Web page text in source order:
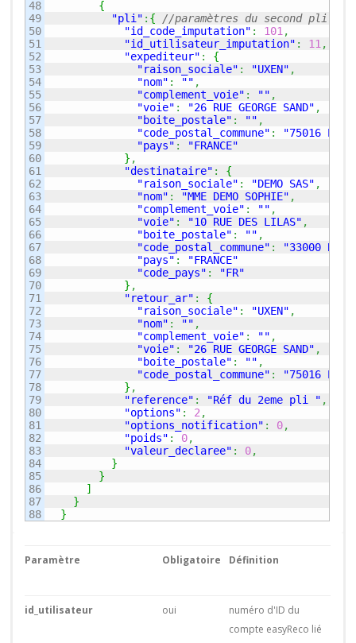
48
49
50
51
52
53
54
55
56
57
58
59
60
61
62
63
64
65
66
67
68
69
70
71
72
73
74
75
76
77
78
79
80
81
82
83
84
85
86
87
{
"pli" : {
//paramètres du second pli
"id_code_imputation" : 101 ,
"id_utilisateur_imputation" : 11 ,
"expediteur" :
{
"raison_sociale" : "UXEN" ,
"nom" : "" ,
"complement_voie" : "" ,
"voie" : "26 RUE GEORGE SAND" ,
"boite_postale" : "" ,
"code_postal_commune" :
"75016
"pays" :
"FRANCE"
} ,
"destinataire" :
{
"raison_sociale" : "DEMO SAS" ,
"nom" : "MME DEMO SOPHIE" ,
"complement_voie" : "" ,
"voie" : "10 RUE DES LILAS" ,
"boite_postale" : "" ,
"code_postal_commune" :
"33000
"pays" :
"FRANCE"
"code_pays" :
"FR"
} ,
"retour_ar" :
{
"raison_sociale" : "UXEN" ,
"nom" : "" ,
"complement_voie" : "" ,
"voie" : "26 RUE GEORGE SAND" ,
"boite_postale" : "" ,
"code_postal_commune" :
"75016
} ,
"reference" : "Réf du 2eme pli " ,
"options" : 2 ,
"options_notification" : 0,
"poids" : 0,
"valeur_declaree" : 0,
}
}
]
}
}
Paramètre Obligatoire Définition
id_utilisateur oui
numéro d'ID du
compte easyReco lié